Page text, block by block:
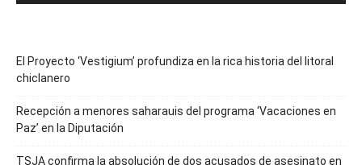
El Proyecto ‘Vestigium’ profundiza en la rica historia del litoral
chiclanero
Recepción a menores saharauis del programa ‘Vacaciones en
Paz’ en la Diputación
TSJA confirma la absolución de dos acusados de asesinato en